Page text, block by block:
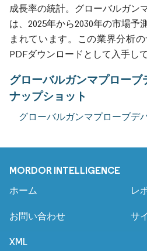
成長率の統計。グローバルガン
は、2025年から2030年の市場予
まれています。この業界分析
PDFダウンロードとして入手し
グローバルガンマプローブ
ナップショット
グローバルガンマプローブデ
MORDOR INTELLIGENCE
ホーム レ
お問い合わせ サ
XML